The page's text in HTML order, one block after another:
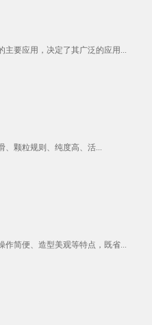
主要应用，决定了其广泛的应用...
、颗粒规则、纯度高、活...
作简便、造型美观等特点，既省...